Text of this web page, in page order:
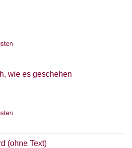
wie es geschehen
(ohne Text)